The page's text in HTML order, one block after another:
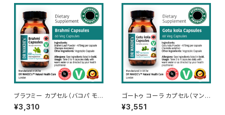
ブラフミー カプセル（バコパ モニ
エラ）Brahmi Capsules (Bac
opa Monniera)
¥3,310
ゴートゥ コーラ カプセル（マンド
ゥーカパルニ | センテラ アサイ
アティカ）Gotu Kola Capsule
¥3,551